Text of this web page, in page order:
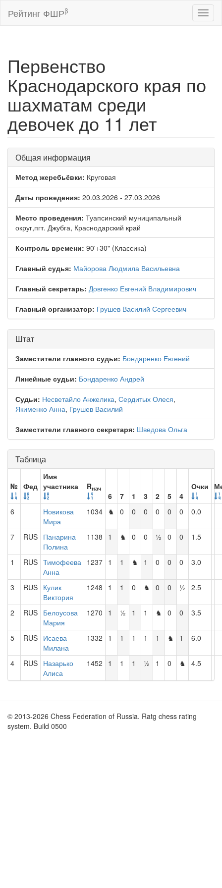
Рейтинг ФШРβ
Первенство
Краснодарского края по
шахматам среди
девочек до 11 лет
Общая информация
Метод жеребьёвки: Круговая
Даты проведения: 20.03.2026 - 27.03.2026
Место проведения: Туапсинский муниципальный
округ,пгт. Джубга, Краснодарский край
Контроль времени: 90'+30" (Классика)
Главный судья: Майорова Людмила Васильевна
Главный секретарь: Довгенко Евгений Владимирович
Главный организатор: Грушев Василий Сергеевич
Штат
Заместители главного судьи: Бондаренко Евгений
Линейные судьи: Бондаренко Андрей
Судьи: Несветайло Анжелика, Сердитых Олеся,
Якименко Анна, Грушев Василий
Заместители главного секретаря: Шведова Ольга
Таблица
№ Фед
Имя
участника
Rнач
6 7 1 3 2 5 4
Очки
6
Новикова
Мира
1034 ♞ 0 0 0 0 0 0 0.0
7 RUS Панарина
Полина
1138 1 ♞ 0 0 ½ 0 0 1.5
1 RUS Тимофеева
Анна
1237 1 1 ♞ 1 0 0 0 3.0
3 RUS Кулик
Виктория
1248 1 1 0 ♞ 0 0 ½ 2.5
2 RUS Белоусова
Мария
1270 1 ½ 1 1 ♞ 0 0 3.5
5 RUS Исаева
Милана
1332 1 1 1 1 1 ♞ 1 6.0
4 RUS Назарько
Алиса
1452 1 1 1 ½ 1 0 ♞ 4.5
© 2013-2026 Chess Federation of Russia. Ratg chess rating
system. Build 0500